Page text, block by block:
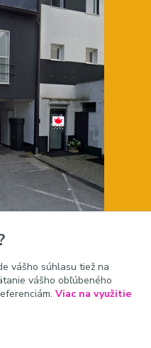
vášho súhlasu tiež na
vášho obľúbeného
Viac na využitie